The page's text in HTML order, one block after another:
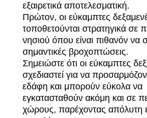
εξαιρετικά αποτελεσματική.
Πρώτον, οι εύκαμπτες
τοποθετούνται στρατηγικά σε
νησιού όπου είναι πιθανόν να
σημαντικές βροχοπτώσεις.
Σημειώστε ότι οι εύκαμπτες
σχεδιαστεί για να
εδάφη και μπορούν εύκολα να
εγκατασταθούν ακόμη και σε
χώρους, παρέχοντας απόλυτη